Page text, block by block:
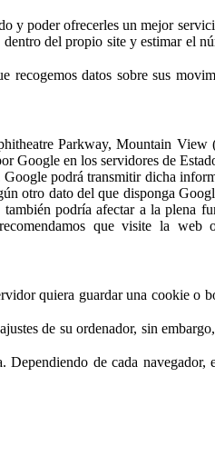
y poder ofrecerles un mejor
del propio site y estimar el
datos sobre sus
Parkway, Mountain
en los servidores de
podrá transmitir dicha
otro dato del que disponga
podría afectar a la plena
que visite la web
quiera guardar una cookie o
de su ordenador, sin
de cada navegador,